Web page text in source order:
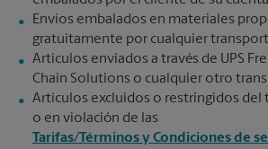
Envíos embalados en materiales
gratuitamente por cualquier
Artículos enviados a través de UPS
Chain Solutions o cualquier otro
Artículos excluidos o restringidos del
o en violación de las
Tarifas/Términos y Condiciones de